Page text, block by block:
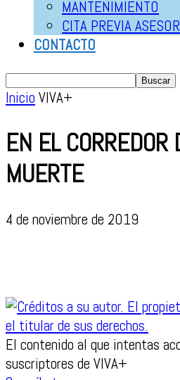
MANTENIMIENTO
CITA PREVIA
CONTACTO
Inicio VIVA+
EN EL CORREDOR
MUERTE
4 de noviembre de 2019
El contenido al que intentas
suscriptores de VIVA+